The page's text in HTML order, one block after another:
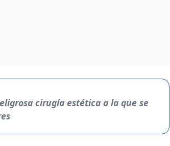
cirugía estética a la que se